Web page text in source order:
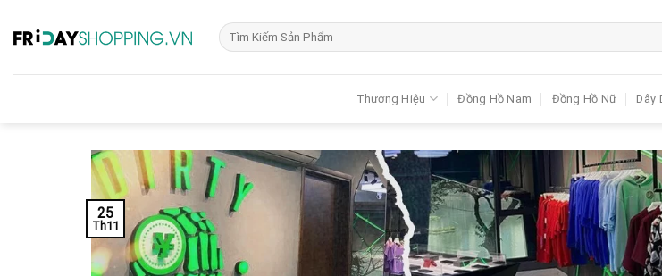
to
Tìm
kiếm:
Thương Hiệu Đồng Hồ Nam Đồng Hồ Nữ Dây
25
Th11